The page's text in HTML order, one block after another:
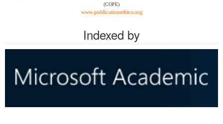
(COPE)
www.publicationethics.org
Indexed by